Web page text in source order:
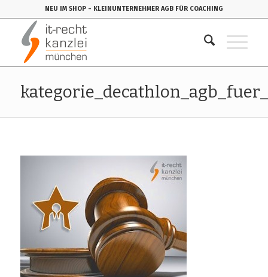
NEU IM SHOP - KLEINUNTERNEHMER AGB FÜR COACHING